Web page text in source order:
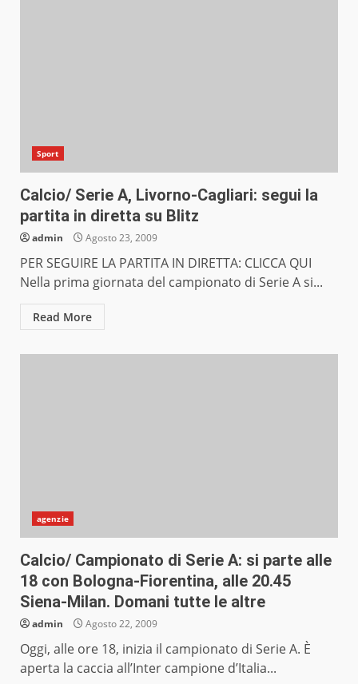
Sport
Calcio/ Serie A, Livorno-Cagliari: segui la
partita in diretta su Blitz
admin Agosto 23, 2009
PER SEGUIRE LA PARTITA IN DIRETTA: CLICCA QUI
Nella prima giornata del campionato di Serie A si...
Read More
agenzie
Calcio/ Campionato di Serie A: si parte alle
18 con Bologna-Fiorentina, alle 20.45
Siena-Milan. Domani tutte le altre
admin Agosto 22, 2009
Oggi, alle ore 18, inizia il campionato di Serie A. È
aperta la caccia all’Inter campione d’Italia...